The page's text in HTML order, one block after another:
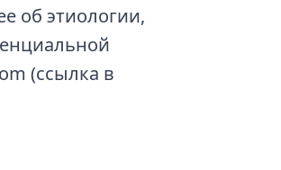
об этиологии,
(ссылка в